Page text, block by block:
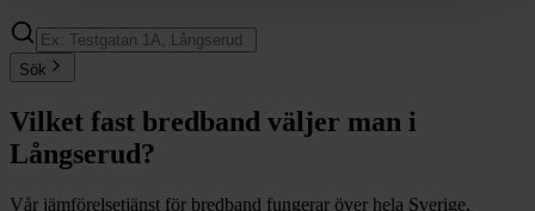
Sök
Vilket fast bredband väljer man i
Långserud?
Vår jämförelsetjänst för bredband fungerar över hela Sverige,